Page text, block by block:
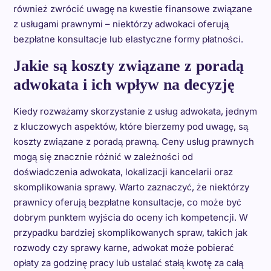
również zwrócić uwagę na kwestie finansowe związane
z usługami prawnymi – niektórzy adwokaci oferują
bezpłatne konsultacje lub elastyczne formy płatności.
Jakie są koszty związane z poradą
adwokata i ich wpływ na decyzję
Kiedy rozważamy skorzystanie z usług adwokata, jednym
z kluczowych aspektów, które bierzemy pod uwagę, są
koszty związane z poradą prawną. Ceny usług prawnych
mogą się znacznie różnić w zależności od
doświadczenia adwokata, lokalizacji kancelarii oraz
skomplikowania sprawy. Warto zaznaczyć, że niektórzy
prawnicy oferują bezpłatne konsultacje, co może być
dobrym punktem wyjścia do oceny ich kompetencji. W
przypadku bardziej skomplikowanych spraw, takich jak
rozwody czy sprawy karne, adwokat może pobierać
opłaty za godzinę pracy lub ustalać stałą kwotę za całą